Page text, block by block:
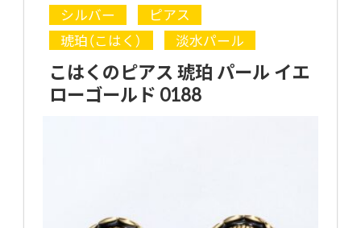
シルバー
ピアス
琥珀（こはく）
淡水パール
こはくのピアス 琥珀 パール イエ
ローゴールド 0188